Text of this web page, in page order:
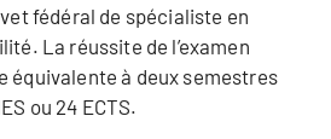
fédéral de spécialiste en
La réussite de l’examen
équivalente à deux semestres
ou 24 ECTS.